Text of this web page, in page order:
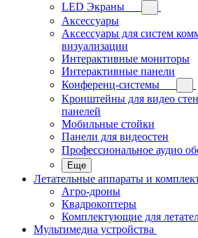
LED Экраны
Аксессуары
Аксессуары для систем
визуализации
Интерактивные мониторы
Интерактивные панели
Конференц-системы
Кронштейны для видео
панелей
Мобильные стойки
Панели для видеостен
Профессиональное аудио
Еще
Летательные аппараты и
Агро-дроны
Квадрокоптеры
Комплектующие для
Мультимедиа устройства